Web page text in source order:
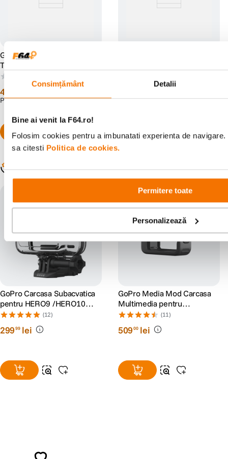
Consimțământ Detalii
Bine ai venit la F64.ro!
Folosim cookies pentru a imbunatati experienta de
sa citesti Politica de cookies.
Permitere toate
Personalizează
GoPRO Extension Pole +
Telecomanda Bluetooth
Waterproof
409
PRP:50800 lei
Populare în aceeași categorie
GoPro Carcasa Subacvatica
pentru HERO9 /HERO10
/HERO11 Black/HERO12/
HERO13
(12)
29999 lei
GoPro Media Mod Carcasa
Multimedia pentru
HERO9/10/11/12/13 Black
(11)
50900 lei